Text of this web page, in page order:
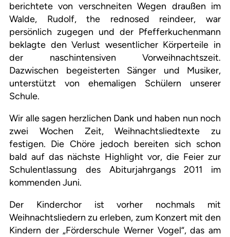
berichtete von verschneiten Wegen draußen im
Walde, Rudolf, the rednosed reindeer, war
persönlich zugegen und der Pfefferkuchenmann
beklagte den Verlust wesentlicher Körperteile in
der naschintensiven Vorweihnachtszeit.
Dazwischen begeisterten Sänger und Musiker,
unterstützt von ehemaligen Schülern unserer
Schule.
Wir alle sagen herzlichen Dank und haben nun noch
zwei Wochen Zeit, Weihnachtsliedtexte zu
festigen. Die Chöre jedoch bereiten sich schon
bald auf das nächste Highlight vor, die Feier zur
Schulentlassung des Abiturjahrgangs 2011 im
kommenden Juni.
Der Kinderchor ist vorher nochmals mit
Weihnachtsliedern zu erleben, zum Konzert mit den
Kindern der „Förderschule Werner Vogel“, das am